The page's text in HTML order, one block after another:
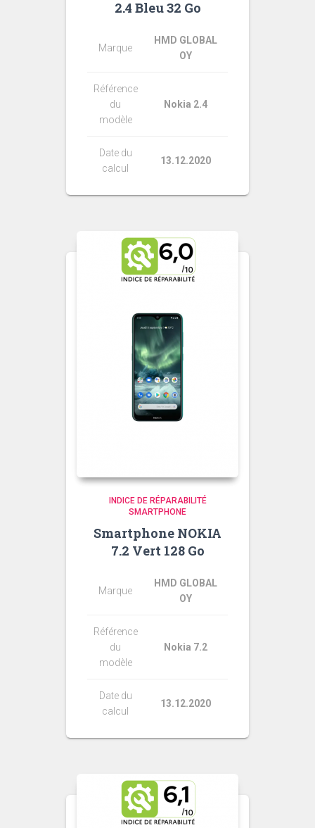
2.4 Bleu 32 Go
Marque
HMD GLOBAL
OY
Référence
du
modèle
Nokia 2.4
Date du
calcul
13.12.2020
INDICE DE RÉPARABILITÉ
SMARTPHONE
Smartphone NOKIA
7.2 Vert 128 Go
Marque
HMD GLOBAL
OY
Référence
du
modèle
Nokia 7.2
Date du
calcul
13.12.2020